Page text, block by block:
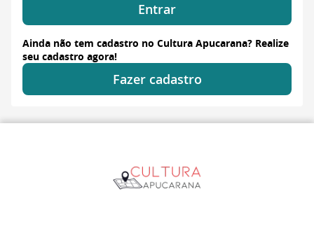
Entrar
Ainda não tem cadastro no Cultura Apucarana? Realize
seu cadastro agora!
Fazer cadastro